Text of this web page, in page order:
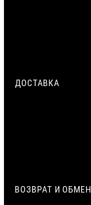
ДОСТАВКА
ВОЗВРАТ И ОБМЕН